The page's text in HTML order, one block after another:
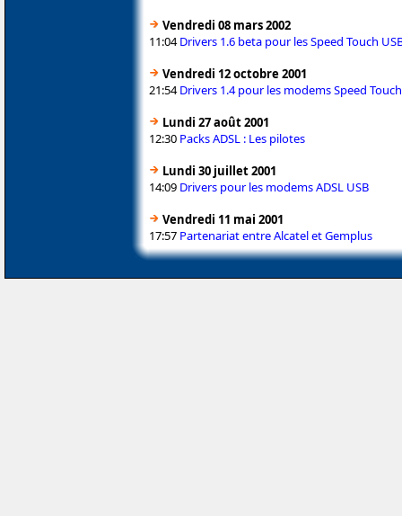
Vendredi 08 mars 2002
11:04Drivers 1.6 beta pour les Speed Touch
Vendredi 12 octobre 2001
21:54Drivers 1.4 pour les modems Speed
Lundi 27 août 2001
12:30 Packs ADSL : Les pilotes
Lundi 30 juillet 2001
14:09 Drivers pour les modems ADSL USB
Vendredi 11 mai 2001
17:57 Partenariat entre Alcatel et Gemplus